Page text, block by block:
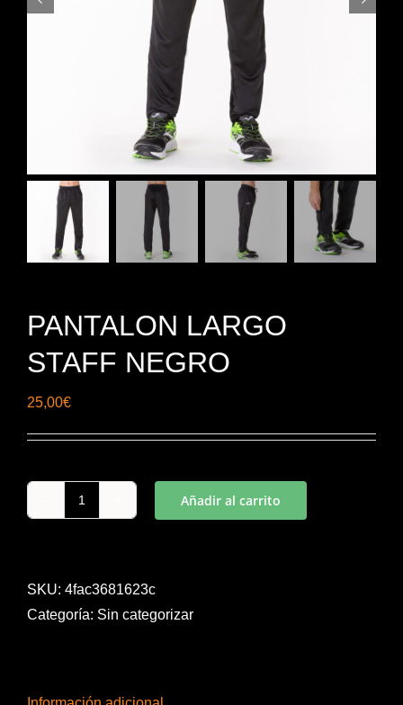
PANTALON LARGO
STAFF NEGRO
25,00€
PANTALON
NEGRO
cantidad
Añadir al carrito
SKU: 4fac3681623c
Categoría: Sin categorizar